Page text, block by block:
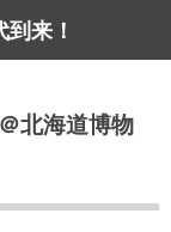
来！
北海道博物